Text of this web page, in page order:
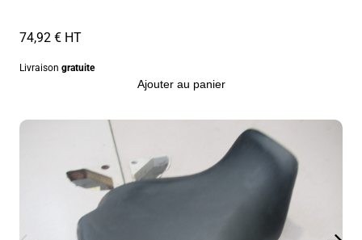
74,92 € HT
Livraison gratuite
Ajouter au panier